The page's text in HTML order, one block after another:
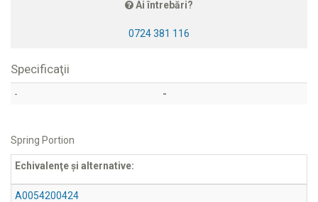
Ai întrebări?
0724 381 116
Specificaţii
- -
Spring Portion
Echivalenţe şi alternative:
A0054200424